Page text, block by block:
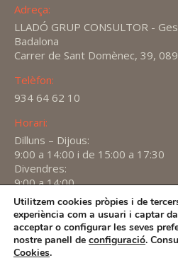
Adreça:
LLADÓ GRUP CONSULTOR -
Badalona
Carrer de Sant Domènec, 39,
Telèfon:
934 64 62 10
Horari:
Dilluns – Dijous:
9:00 a 14:00 i de 15:00 a 17:30
Divendres:
9:00 a 14:00
Find us on:
X
page
YouTube
page
Linkedin
page
2026 - Política de
Utilitzem cookies pròpies i de
experiència com a usuari i captar
acceptar o configurar les seves
nostre panell de configuració.
Cookies.